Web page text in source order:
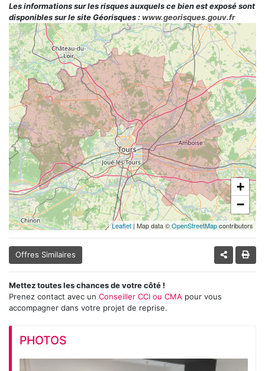
Les informations sur les risques auxquels ce bien est exposé sont
disponibles sur le site Géorisques : www.georisques.gouv.fr
+
−
Leaflet | Map data ©OpenStreetMapcontributors
Offres Similaires
Mettez toutes les chances de votre côté !
Prenez contact avec un Conseiller CCI ou CMA pour vous
accompagner dans votre projet de reprise.
PHOTOS